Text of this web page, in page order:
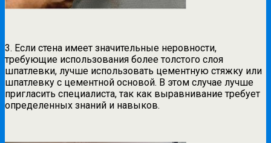
3. Если стена имеет значительные неровности,
требующие использования более толстого слоя
шпатлевки, лучше использовать цементную стяжку или
шпатлевку с цементной основой. В этом случае лучше
пригласить специалиста, так как выравнивание требует
определенных знаний и навыков.